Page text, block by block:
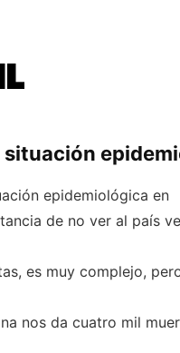
epidemiológica en
de no ver al país
es muy complejo,
nos da cuatro mil